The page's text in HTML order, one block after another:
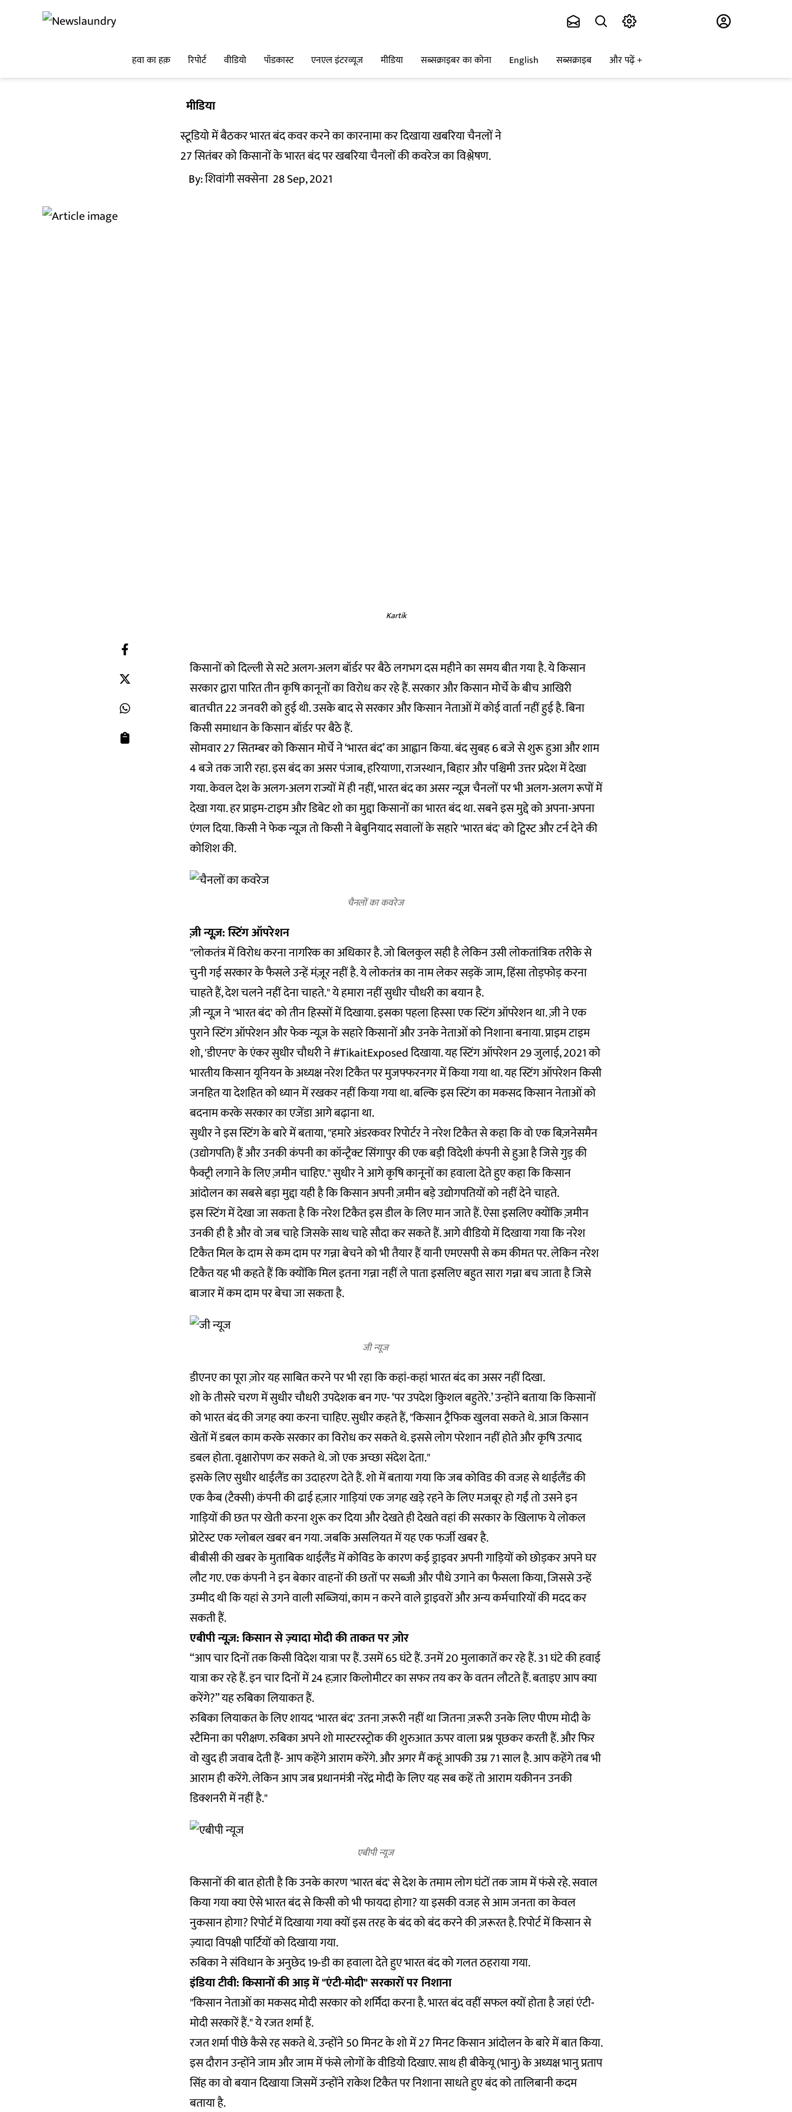
हवा का हक़ रिपोर्ट वीडियो पॉडकास्ट एनएल इंटरव्यूज मीडिया सब्सक्राइबर का कोना English सब्सक्राइब और पढ़ें
मीडिया
स्टूडियो में बैठकर भारत बंद कवर करने का कारनामा कर दिखाया खबरिया चैनलों ने
27 सितंबर को किसानों के भारत बंद पर खबरिया चैनलों की कवरेज का विश्लेषण.
By:शिवांगी सक्सेना 28 Sep, 2021
Kartik
किसानों को दिल्ली से सटे अलग-अलग बॉर्डर पर बैठे लगभग दस महीने का समय बीत गया है. ये किसान
सरकार द्वारा पारित तीन कृषि कानूनों का विरोध कर रहे हैं. सरकार और किसान मोर्चे के बीच आखिरी
बातचीत 22 जनवरी को हुई थी. उसके बाद से सरकार और किसान नेताओं में कोई वार्ता नहीं हुई है. बिना
किसी समाधान के किसान बॉर्डर पर बैठे हैं.
सोमवार 27 सितम्बर को किसान मोर्चे ने ‘भारत बंद’ का आह्वान किया. बंद सुबह 6 बजे से शुरू हुआ और शाम
4 बजे तक जारी रहा. इस बंद का असर पंजाब, हरियाणा, राजस्थान, बिहार और पश्चिमी उत्तर प्रदेश में देखा
गया. केवल देश के अलग-अलग राज्यों में ही नहीं, भारत बंद का असर न्यूज़ चैनलों पर भी अलग-अलग रूपों में
देखा गया. हर प्राइम-टाइम और डिबेट शो का मुद्दा किसानों का भारत बंद था. सबने इस मुद्दे को अपना-अपना
एंगल दिया. किसी ने फेक न्यूज़ तो किसी ने बेबुनियाद सवालों के सहारे 'भारत बंद' को ट्विस्ट और टर्न देने की
कोशिश की.
चैनलों का कवरेज
ज़ी न्यूज़: स्टिंग ऑपरेशन
"लोकतंत्र में विरोध करना नागरिक का अधिकार है. जो बिलकुल सही है लेकिन उसी लोकतांत्रिक तरीके से
चुनी गई सरकार के फैसले उन्हें मंज़ूर नहीं है. ये लोकतंत्र का नाम लेकर सड़कें जाम, हिंसा तोड़फोड़ करना
चाहते हैं, देश चलने नहीं देना चाहते." ये हमारा नहीं सुधीर चौधरी का बयान है.
ज़ी न्यूज़ ने 'भारत बंद' को तीन हिस्सों में दिखाया. इसका पहला हिस्सा एक स्टिंग ऑपरेशन था. ज़ी ने एक
पुराने स्टिंग ऑपरेशन और फेक न्यूज़ के सहारे किसानों और उनके नेताओं को निशाना बनाया. प्राइम टाइम
शो, 'डीएनए' के एंकर सुधीर चौधरी ने #TikaitExposed दिखाया. यह स्टिंग ऑपरेशन 29 जुलाई, 2021 को
भारतीय किसान यूनियन के अध्यक्ष नरेश टिकैत पर मुजफ्फरनगर में किया गया था. यह स्टिंग ऑपरेशन किसी
जनहित या देशहित को ध्यान में रखकर नहीं किया गया था. बल्कि इस स्टिंग का मकसद किसान नेताओं को
बदनाम करके सरकार का एजेंडा आगे बढ़ाना था.
सुधीर ने इस स्टिंग के बारे में बताया, "हमारे अंडरकवर रिपोर्टर ने नरेश टिकैत से कहा कि वो एक बिज़नेसमैन
(उद्योगपति) हैं और उनकी कंपनी का कॉन्ट्रैक्ट सिंगापुर की एक बड़ी विदेशी कंपनी से हुआ है जिसे गुड़ की
फैक्ट्री लगाने के लिए ज़मीन चाहिए." सुधीर ने आगे कृषि कानूनों का हवाला देते हुए कहा कि किसान
आंदोलन का सबसे बड़ा मुद्दा यही है कि किसान अपनी ज़मीन बड़े उद्योगपतियों को नहीं देने चाहते.
इस स्टिंग में देखा जा सकता है कि नरेश टिकैत इस डील के लिए मान जाते हैं. ऐसा इसलिए क्योंकि ज़मीन
उनकी ही है और वो जब चाहे जिसके साथ चाहे सौदा कर सकते हैं. आगे वीडियो में दिखाया गया कि नरेश
टिकैत मिल के दाम से कम दाम पर गन्ना बेचने को भी तैयार हैं यानी एमएसपी से कम कीमत पर. लेकिन नरेश
टिकैत यह भी कहते हैं कि क्योंकि मिल इतना गन्ना नहीं ले पाता इसलिए बहुत सारा गन्ना बच जाता है जिसे
बाजार में कम दाम पर बेचा जा सकता है.
जी न्यूज
डीएनए का पूरा ज़ोर यह साबित करने पर भी रहा कि कहां-कहां भारत बंद का असर नहीं दिखा.
शो के तीसरे चरण में सुधीर चौधरी उपदेशक बन गए- ‘पर उपदेश किुशल बहुतेरे.’ उन्होंने बताया कि किसानों
को भारत बंद की जगह क्या करना चाहिए. सुधीर कहते हैं, "किसान ट्रैफिक खुलवा सकते थे. आज किसान
खेतों में डबल काम करके सरकार का विरोध कर सकते थे. इससे लोग परेशान नहीं होते और कृषि उत्पाद
डबल होता. वृक्षारोपण कर सकते थे. जो एक अच्छा संदेश देता."
इसके लिए सुधीर थाईलैंड का उदाहरण देते हैं. शो में बताया गया कि जब कोविड की वजह से थाईलैंड की
एक कैब (टैक्सी) कंपनी की ढाई हज़ार गाड़ियां एक जगह खड़े रहने के लिए मजबूर हो गईं तो उसने इन
गाड़ियों की छत पर खेती करना शुरू कर दिया और देखते ही देखते वहां की सरकार के खिलाफ ये लोकल
प्रोटेस्ट एक ग्लोबल खबर बन गया. जबकि असलियत में यह एक फर्जी खबर है.
बीबीसीकी खबर के मुताबिक थाईलैंड में कोविड के कारण कई ड्राइवर अपनी गाड़ियों को छोड़कर अपने घर
लौट गए. एक कंपनी ने इन बेकार वाहनों की छतों पर सब्जी और पौधे उगाने का फैसला किया, जिससे उन्हें
उम्मीद थी कि यहां से उगने वाली सब्जियां, काम न करने वाले ड्राइवरों और अन्य कर्मचारियों की मदद कर
सकती हैं.
एबीपी न्यूज़: किसान से ज़्यादा मोदी की ताकत पर ज़ोर
“आप चार दिनों तक किसी विदेश यात्रा पर हैं. उसमें 65 घंटे हैं. उनमें 20 मुलाकातें कर रहे हैं. 31 घंटे की हवाई
यात्रा कर रहे हैं. इन चार दिनों में 24 हज़ार किलोमीटर का सफर तय कर के वतन लौटते हैं. बताइए आप क्या
करेंगे?” यह रुबिका लियाकत हैं.
रुबिका लियाकत के लिए शायद 'भारत बंद' उतना ज़रूरी नहीं था जितना ज़रूरी उनके लिए पीएम मोदी के
स्टैमिना का परीक्षण. रुबिका अपने शो मास्टरस्ट्रोक की शुरुआत ऊपर वाला प्रश्न पूछकर करती हैं. और फिर
वो खुद ही जवाब देती हैं- आप कहेंगे आराम करेंगे. और अगर मैं कहूं आपकी उम्र 71 साल है. आप कहेंगे तब भी
आराम ही करेंगे. लेकिन आप जब प्रधानमंत्री नरेंद्र मोदी के लिए यह सब कहें तो आराम यकीनन उनकी
डिक्शनरी में नहीं है."
एबीपी न्यूज
किसानों की बात होती है कि उनके कारण 'भारत बंद' से देश के तमाम लोग घंटों तक जाम में फंसे रहे. सवाल
किया गया क्या ऐसे भारत बंद से किसी को भी फायदा होगा? या इसकी वजह से आम जनता का केवल
नुकसान होगा? रिपोर्ट में दिखाया गया क्यों इस तरह के बंद को बंद करने की ज़रूरत है. रिपोर्ट में किसान से
ज़्यादा विपक्षी पार्टियों को दिखाया गया.
रुबिका ने संविधान के अनुछेद 19-डी का हवाला देते हुए भारत बंद को गलत ठहराया गया.
इंडिया टीवी: किसानों की आड़ में "एंटी-मोदी" सरकारों पर निशाना
"किसान नेताओं का मकसद मोदी सरकार को शर्मिंदा करना है. भारत बंद वहीं सफल क्यों होता है जहां एंटी-
मोदी सरकारें हैं." ये रजत शर्मा हैं.
रजत शर्मा पीछे कैसे रह सकते थे. उन्होंने 50 मिनट के शो में 27 मिनट किसान आंदोलन के बारे में बात किया.
इस दौरान उन्होंने जाम और जाम में फंसे लोगों के वीडियो दिखाए. साथ ही बीकेयू (भानु) के अध्यक्ष भानु प्रताप
सिंह का वो बयान दिखाया जिसमें उन्होंने राकेश टिकैत पर निशाना साधते हुए बंद को तालिबानी कदम
बताया है.